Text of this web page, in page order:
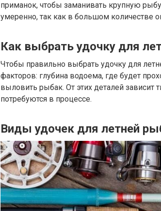
приманок, чтобы заманивать крупную
умеренно, так как в большом количестве
Как выбрать удочку для
Чтобы правильно выбрать удочку для
факторов: глубина водоема, где будет
выловить рыбак. От этих деталей зависит
потребуются в процессе.
Виды удочек для летней